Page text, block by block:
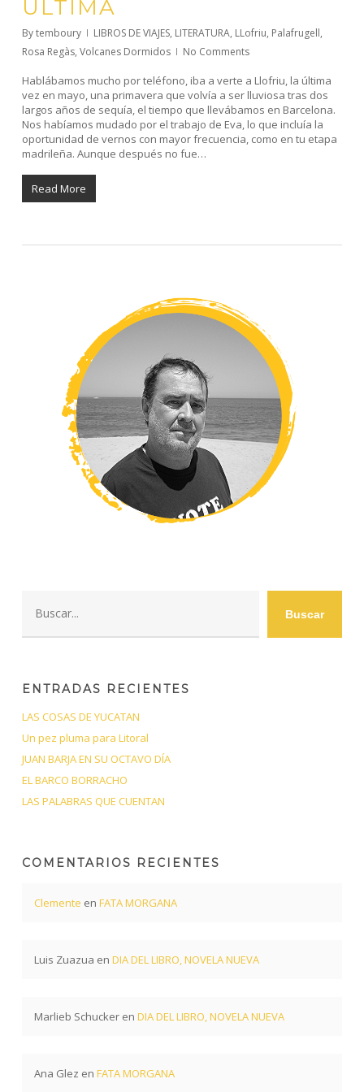
ÚLTIMA
Bytemboury LIBROS DE VIAJES, LITERATURA, LLofriu, Palafrugell,
Rosa Regàs, Volcanes Dormidos No Comments
Hablábamos mucho por teléfono, iba a verte a Llofriu, la última
vez en mayo, una primavera que volvía a ser lluviosa tras dos
largos años de sequía, el tiempo que llevábamos en Barcelona.
Nos habíamos mudado por el trabajo de Eva, lo que incluía la
oportunidad de vernos con mayor frecuencia, como en tu etapa
madrileña. Aunque después no fue…
Read More
Buscar
ENTRADAS RECIENTES
LAS COSAS DE YUCATAN
Un pez pluma para Litoral
JUAN BARJA EN SU OCTAVO DÍA
EL BARCO BORRACHO
LAS PALABRAS QUE CUENTAN
COMENTARIOS RECIENTES
Clemente en FATA MORGANA
Luis Zuazua en DIA DEL LIBRO, NOVELA NUEVA
Marlieb Schuckeren DIA DEL LIBRO, NOVELA NUEVA
Ana Glez en FATA MORGANA